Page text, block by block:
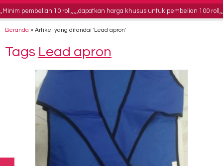
pembelian 10 roll,,,,,dapatkan harga khusus untuk pembelian 100
Beranda » Artikel yang ditandai 'Lead apron'
Tags Lead apron